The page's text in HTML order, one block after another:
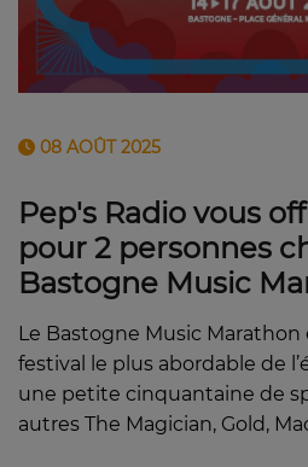
08 AOÛT 2025
Pep's Radio vous
pour 2 personnes
Bastogne Music
Le Bastogne Music
festival le plus abordable de
une petite cinquantaine de
autres The Magician, Gold,